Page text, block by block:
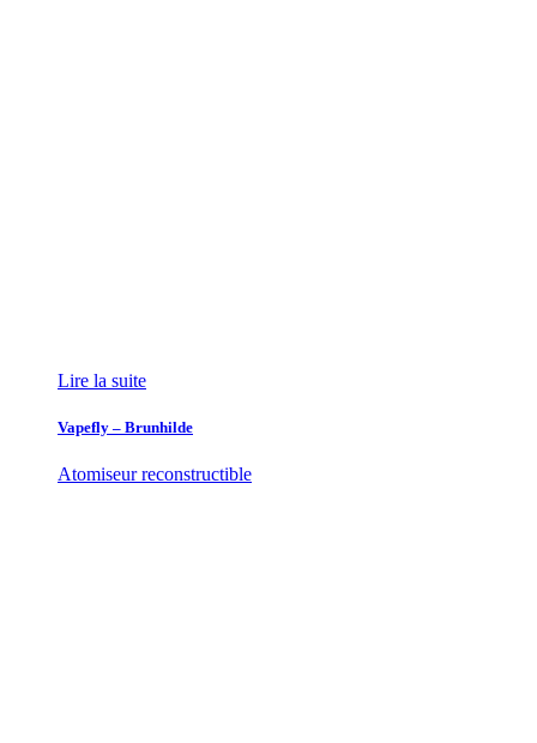
Lire la suite
Vapefly – Brunhilde
Atomiseur reconstructible